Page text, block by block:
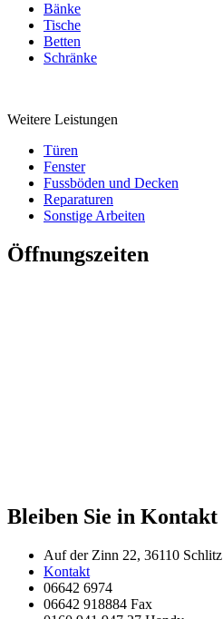
Bänke
Tische
Betten
Schränke
Weitere Leistungen
Türen
Fenster
Fussböden und Decken
Reparaturen
Sonstige Arbeiten
Öffnungszeiten
Bleiben Sie in Kontakt
Auf der Zinn 22, 36110 Schlitz
Kontakt
06642 6974
06642 918884 Fax